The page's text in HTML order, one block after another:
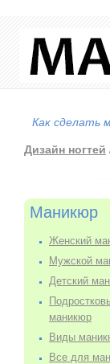
Как сделать
Дизайн ногтей
Маникюр
Женский
Мужской
Детский
маникюр
Виды
Все для